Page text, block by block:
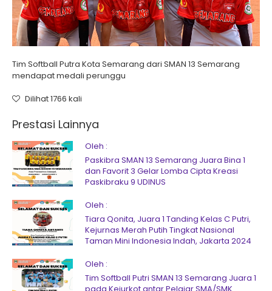
Tim Softball Putra Kota Semarang dari SMAN 13 Semarang
mendapat medali perunggu
Dilihat 1766 kali
Prestasi Lainnya
Oleh :
Paskibra SMAN 13 Semarang Juara Bina 1
dan Favorit 3 Gelar Lomba Cipta Kreasi
Paskibraku 9 UDINUS
Oleh :
Tiara Qonita, Juara 1 Tanding Kelas C Putri,
Kejurnas Merah Putih Tingkat Nasional
Taman Mini Indonesia Indah, Jakarta 2024
Oleh :
Tim Softball Putri SMAN 13 Semarang Juara 1
pada Kejurkot antar Pelajar SMA/SMK